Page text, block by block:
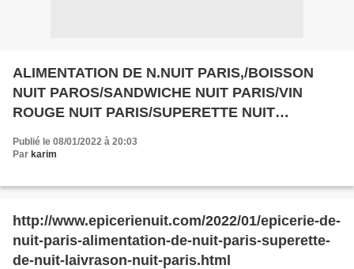
ALIMENTATION DE N.NUIT PARIS,/BOISSON
NUIT PAROS/SANDWICHE NUIT PARIS/VIN
ROUGE NUIT PARIS/SUPERETTE NUIT
TARD,
Publié le 08/01/2022 à 20:03
Par karim
http://www.epicerienuit.com/2022/01/epicerie-de-
nuit-paris-alimentation-de-nuit-paris-superette-
de-nuit-laivrason-nuit-paris.html